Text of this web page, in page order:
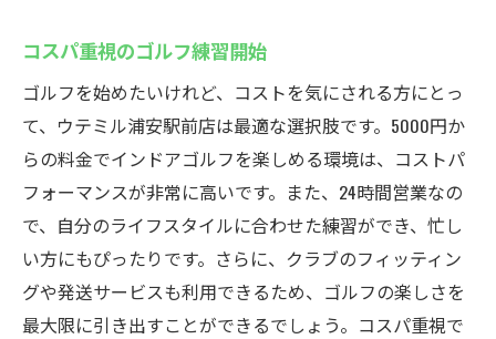
コスパ重視のゴルフ練習開始
ゴルフを始めたいけれど、コストを気にされる方にとっ
て、ウテミル浦安駅前店は最適な選択肢です。5000円か
らの料金でインドアゴルフを楽しめる環境は、コストパ
フォーマンスが非常に高いです。また、24時間営業なの
で、自分のライフスタイルに合わせた練習ができ、忙し
い方にもぴったりです。さらに、クラブのフィッティン
グや発送サービスも利用できるため、ゴルフの楽しさを
最大限に引き出すことができるでしょう。コスパ重視で